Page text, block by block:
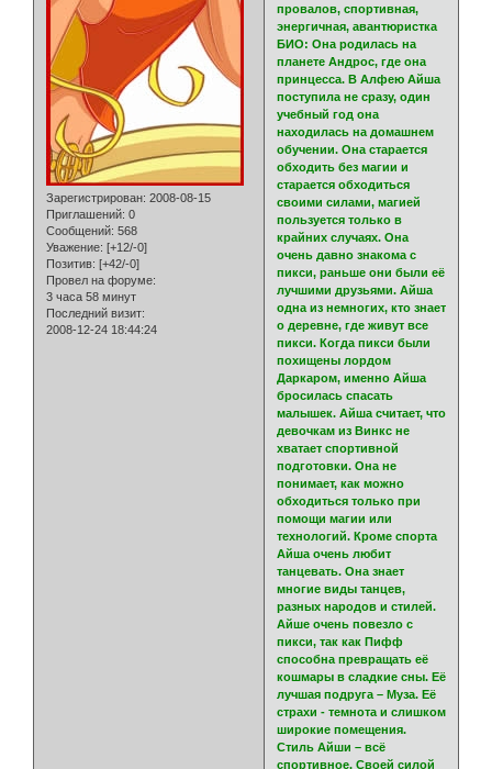
Зарегистрирован: 2008-08-15
Приглашений: 0
Сообщений: 568
Уважение: [+12/-0]
Позитив: [+42/-0]
Провел на форуме:
3 часа 58 минут
Последний визит:
2008-12-24 18:44:24
провалов, спортивная,
энергичная, авантюристка
БИО: Она родилась на
планете Андрос, где она
принцесса. В Алфею Айша
поступила не сразу, один
учебный год она
находилась на домашнем
обучении. Она старается
обходить без магии и
старается обходиться
своими силами, магией
пользуется только в
крайних случаях. Она
очень давно знакома с
пикси, раньше они были её
лучшими друзьями. Айша
одна из немногих, кто знает
о деревне, где живут все
пикси. Когда пикси были
похищены лордом
Даркаром, именно Айша
бросилась спасать
малышек. Айша считает, что
девочкам из Винкс не
хватает спортивной
подготовки. Она не
понимает, как можно
обходиться только при
помощи магии или
технологий. Кроме спорта
Айша очень любит
танцевать. Она знает
многие виды танцев,
разных народов и стилей.
Айше очень повезло с
пикси, так как Пифф
способна превращать её
кошмары в сладкие сны. Её
лучшая подруга – Муза. Её
страхи - темнота и слишком
широкие помещения.
Стиль Айши – всё
спортивное. Своей силой